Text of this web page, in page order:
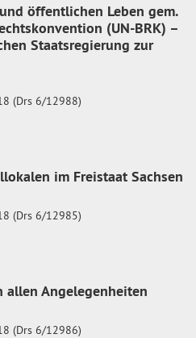
öffentlichen Leben gem.
(UN-BRK) –
Staatsregierung zur
(Drs 6/12988)
im Freistaat Sachsen
(Drs 6/12985)
allen Angelegenheiten
(Drs 6/12986)